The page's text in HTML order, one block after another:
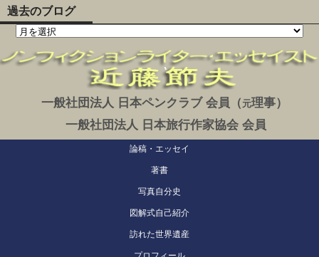
過去のブログ
一般社団法人 日本ペンクラブ 会員（ 元理事）
一般社団法人 日本旅行作家協会 会員
論稿・エッセイ
著書
写真自分史
図解式自己紹介
訪れた世界遺産